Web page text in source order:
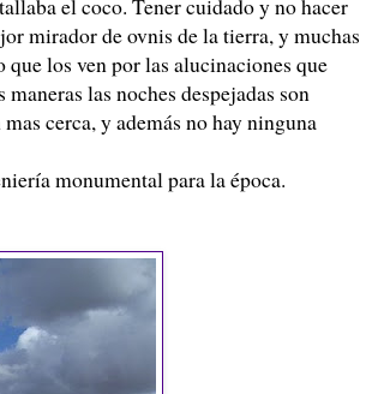
mirador deovnis de la tierra, y muchas
que los ven por las alucinaciones que
las noches despejadas son
cerca, y además no hay ninguna
monumental para la época.